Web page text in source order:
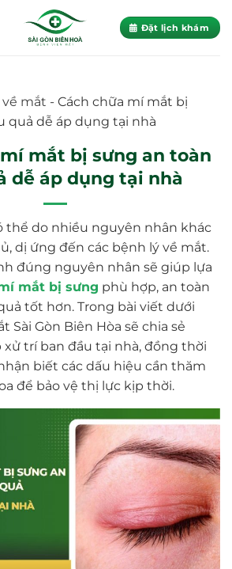
Đặt lịch khám
mắt - Cách chữa mí mắt bị
quả dễ áp dụng tại nhà
mắt bị sưng an toàn
dễ áp dụng tại nhà
thể do nhiều nguyên nhân khác
dị ứng đến các bệnh lý về mắt.
đúng nguyên nhân sẽ giúp lựa
mắt bị sưng phù hợp, an toàn
tốt hơn. Trong bài viết dưới
Sài Gòn Biên Hòa sẽ chia sẻ
trí ban đầu tại nhà, đồng thời
biết các dấu hiệu cần thăm
để bảo vệ thị lực kịp thời.